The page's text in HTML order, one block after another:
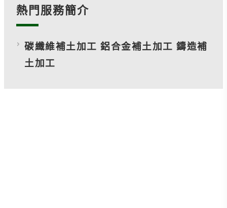
熱門服務簡介
碳纖維補土加工 鋁合金補土加工 鑄造補
土加工